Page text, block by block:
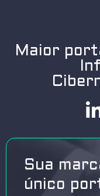
Maior
Sua
único